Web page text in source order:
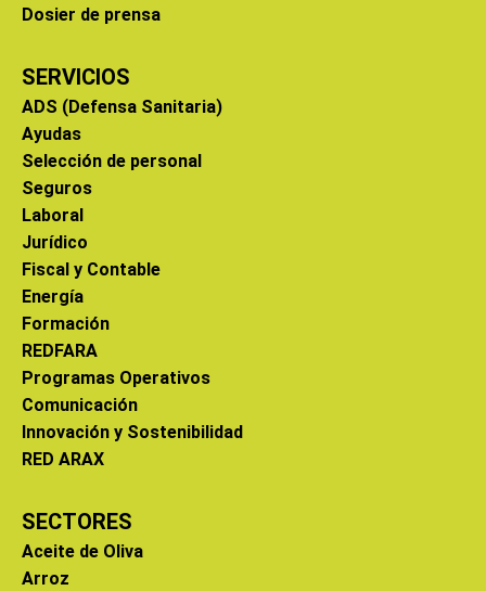
Dosier de prensa
SERVICIOS
ADS (Defensa Sanitaria)
Ayudas
Selección de personal
Seguros
Laboral
Jurídico
Fiscal y Contable
Energía
Formación
REDFARA
Programas Operativos
Comunicación
Innovación y Sostenibilidad
RED ARAX
SECTORES
Aceite de Oliva
Arroz